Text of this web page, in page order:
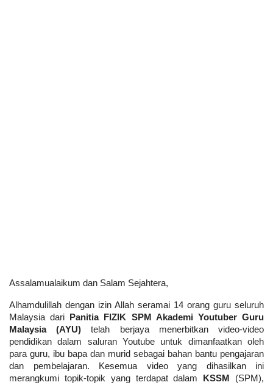
Assalamualaikum dan Salam Sejahtera,
Alhamdulillah dengan izin Allah seramai 14 orang guru seluruh
Malaysia dari
Panitia FIZIK SPM Akademi Youtuber Guru
Malaysia (AYU) telah berjaya menerbitkan video-video
pendidikan dalam saluran Youtube untuk dimanfaatkan oleh
para guru, ibu bapa dan murid sebagai bahan bantu pengajaran
dan pembelajaran. Kesemua video yang dihasilkan ini
merangkumi topik-topik yang terdapat dalam
KSSM
(SPM),